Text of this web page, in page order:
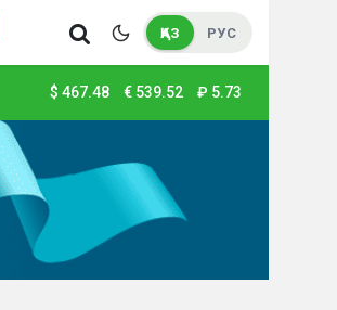
ҚАЗ РУС
$ 467.48 € 539.52 ₽ 5.73